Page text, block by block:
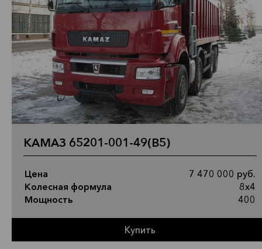
КАМАЗ 65201-001-49(B5)
Цена
7 470 000 руб.
Колесная формула
8х4
Мощность
400
Купить